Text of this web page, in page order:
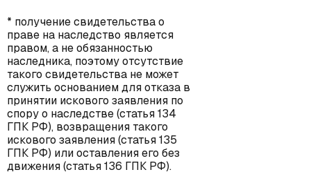
* получение свидетельства о
праве на наследство является
правом, а не обязанностью
наследника, поэтому отсутствие
такого свидетельства не может
служить основанием для отказа в
принятии искового заявления по
спору о наследстве (статья 134
ГПК РФ), возвращения такого
искового заявления (статья 135
ГПК РФ) или оставления его без
движения (статья 136 ГПК РФ).